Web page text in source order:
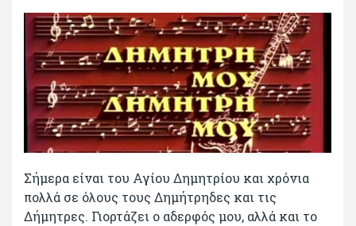
Σήμερα είναι του Αγίου Δημητρίου και χρόνια
πολλά σε όλους τους Δημήτρηδες και τις
Δήμητρες. Γιορτάζει ο αδερφός μου, αλλά και το